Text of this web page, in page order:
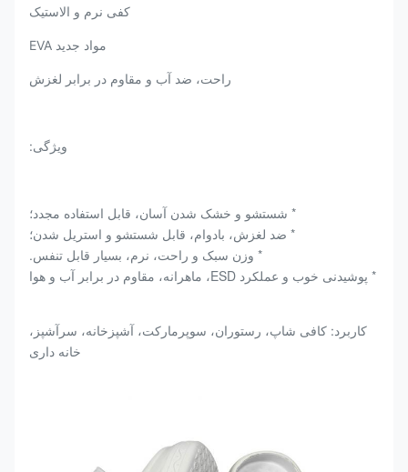
کفی نرم و الاستیک
مواد جدید EVA
راحت، ضد آب و مقاوم در برابر لغزش
ویژگی:
* شستشو و خشک شدن آسان، قابل استفاده مجدد؛
* ضد لغزش، بادوام، قابل شستشو و استریل شدن؛
* وزن سبک و راحت، نرم، بسیار قابل تنفس.
* پوشیدنی خوب و عملکرد ESD، ماهرانه، مقاوم در برابر آب و هوا
کاربرد: کافی شاپ، رستوران، سوپرمارکت، آشپزخانه، سرآشپز،
خانه داری